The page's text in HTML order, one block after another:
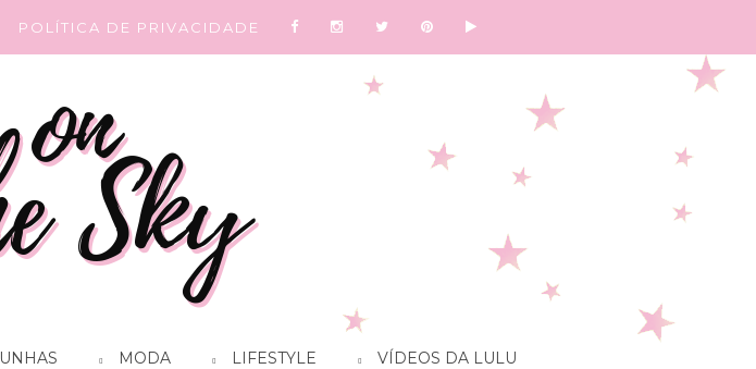
POLÍTICA DE PRIVACIDADE
UNHAS MODA LIFESTYLE VÍDEOS DA LULU